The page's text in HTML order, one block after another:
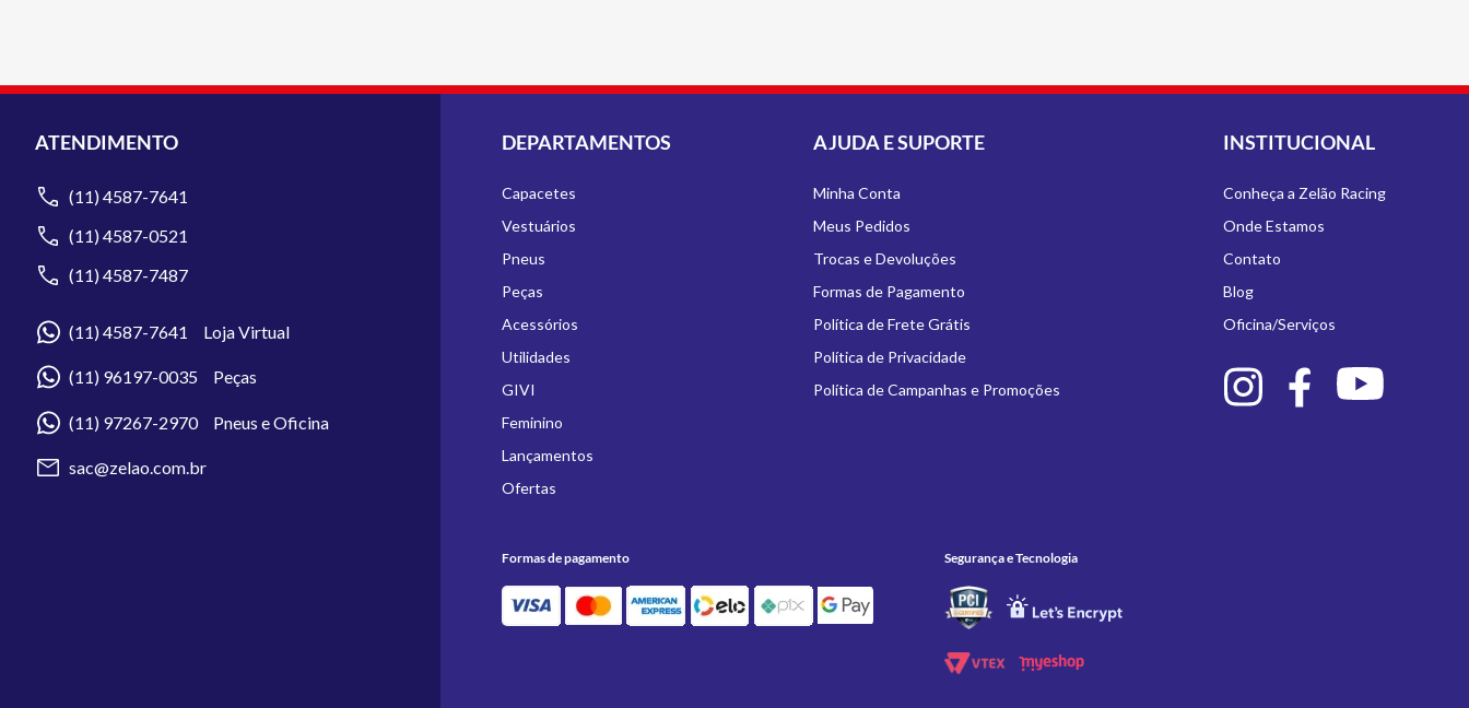
ATENDIMENTO
(11) 4587-7641
(11) 4587-0521
(11) 4587-7487
(11) 4587-7641 Loja Virtual
(11) 96197-0035 Peças
(11) 97267-2970 Pneus e Oficina
sac@zelao.com.br
DEPARTAMENTOS
Capacetes
Vestuários
Pneus
Peças
Acessórios
Utilidades
GIVI
Feminino
Lançamentos
Ofertas
AJUDA E SUPORTE
Minha Conta
Meus Pedidos
Trocas e Devoluções
Formas de Pagamento
Política de Frete Grátis
Política de Privacidade
Política de Campanhas e Promoções
INSTITUCIONAL
Conheça a Zelão Racing
Onde Estamos
Contato
Blog
Oficina/Serviços
Formas de pagamento Segurança e Tecnologia